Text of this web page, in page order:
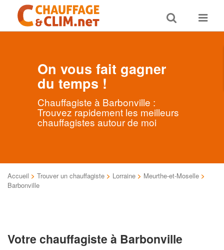
Toggle
search
Toggle
On vous fait gagner
du temps !
Chauffagiste à Barbonville :
Trouvez rapidement les meilleurs
chauffagistes autour de moi
Accueil > Trouver un chauffagiste > Lorraine > Meurthe-et-Moselle >
Barbonville
Votre chauffagiste à Barbonville